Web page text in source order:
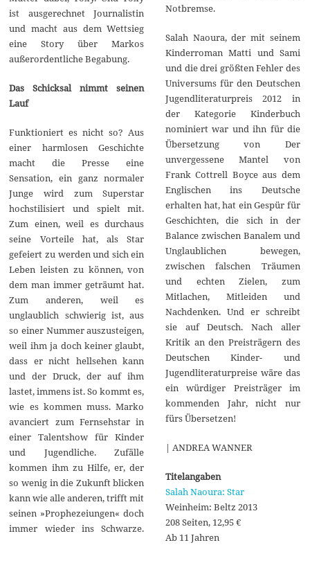
ist ausgerechnet Journalistin
und macht aus dem Wettsieg
eine Story über Markos
außerordentliche Begabung.
Das Schicksal nimmt seinen
Lauf
Funktioniert es nicht so? Aus
einer harmlosen Geschichte
macht die Presse eine
Sensation, ein ganz normaler
Junge wird zum Superstar
hochstilisiert und spielt mit.
Zum einen, weil es durchaus
seine Vorteile hat, als Star
gefeiert zu werden und sich ein
Leben leisten zu können, von
dem man immer geträumt hat.
Zum anderen, weil es
unglaublich schwierig ist, aus
so einer Nummer auszusteigen,
weil ihm ja doch keiner glaubt,
dass er nicht hellsehen kann
und der Druck, der auf ihm
lastet, immens ist. So kommt es,
wie es kommen muss. Marko
avanciert zum Fernsehstar in
einer Talentshow für Kinder
und Jugendliche. Zufälle
kommen ihm zu Hilfe, er, der
so wenig in die Zukunft blicken
kann wie alle anderen, trifft mit
seinen »Prophezeiungen« doch
immer wieder ins Schwarze.
Notbremse.
Salah Naoura, der mit seinem
Kinderroman Matti und Sami
und die drei größten Fehler des
Universums für den Deutschen
Jugendliteraturpreis 2012 in
der Kategorie Kinderbuch
nominiert war und ihn für die
Übersetzung von Der
unvergessene Mantel von
Frank Cottrell Boyce aus dem
Englischen ins Deutsche
erhalten hat, hat ein Gespür für
Geschichten, die sich in der
Balance zwischen Banalem und
Unglaublichen bewegen,
zwischen falschen Träumen
und echten Zielen, zum
Mitlachen, Mitleiden und
Nachdenken. Und er schreibt
sie auf Deutsch. Nach aller
Kritik an den Preisträgern des
Deutschen Kinder- und
Jugendliteraturpreise wäre das
ein würdiger Preisträger im
kommenden Jahr, nicht nur
fürs Übersetzen!
| ANDREA WANNER
Titelangaben
Salah Naoura: Star
Weinheim: Beltz 2013
208 Seiten, 12,95 €
Ab 11 Jahren